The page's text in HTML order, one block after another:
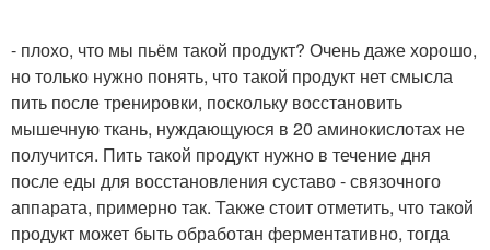
- плохо, что мы пьём такой продукт? Очень даже хорошо,
но только нужно понять, что такой продукт нет смысла
пить после тренировки, поскольку восстановить
мышечную ткань, нуждающуюся в 20 аминокислотах не
получится. Пить такой продукт нужно в течение дня
после еды для восстановления суставо - связочного
аппарата, примерно так. Также стоит отметить, что такой
продукт может быть обработан ферментативно, тогда